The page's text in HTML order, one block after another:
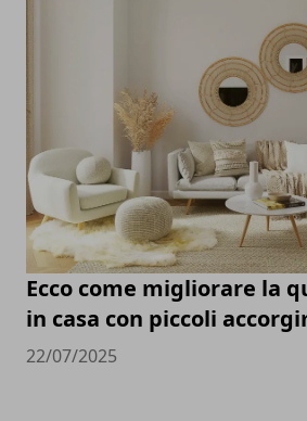
Ecco come migliorare la
in casa con piccoli
22/07/2025